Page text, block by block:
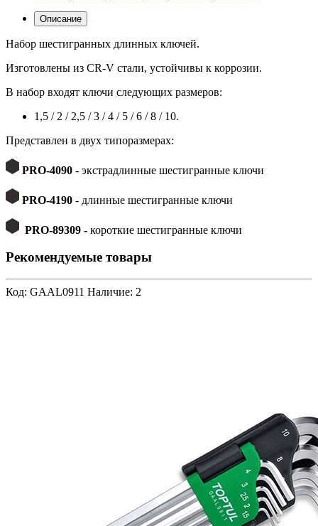
Описание
Набор шестигранных длинных ключей.
Изготовлены из CR-V стали, устойчивы к коррозии.
В набор входят ключи следующих размеров:
1,5 / 2 / 2,5 / 3 / 4 / 5 / 6 / 8 / 10.
Представлен в двух типоразмерах:
PRO-4090 - экстрадлинные шестигранные ключи
PRO-4190 - длинные шестигранные ключи
PRO-89309 -короткие шестигранные ключи
Рекомендуемые товары
Код: GAAL0911 Наличие: 2